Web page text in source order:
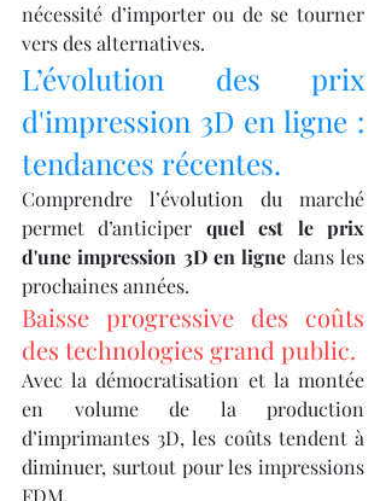
nécessité d’importer ou de se tourner
vers des alternatives.
L’évolution des prix
d'impression 3D en ligne :
tendances récentes.
Comprendre l’évolution du marché
permet d’anticiper quel est le prix
d'une impression 3D en ligne dans les
prochaines années.
Baisse progressive des coûts
des technologies grand public.
Avec la démocratisation et la montée
en volume de la production
d’imprimantes 3D, les coûts tendent à
diminuer, surtout pour les impressions
FDM.